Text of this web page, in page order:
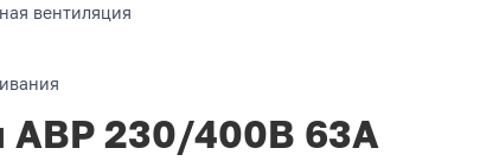
вентиляция
АВР 230/400В 63А